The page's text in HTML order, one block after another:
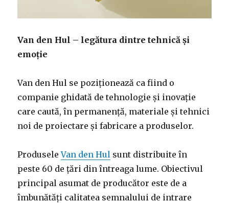
Van den Hul – legătura dintre tehnică și
emoție
Van den Hul se poziționează ca fiind o
companie ghidată de tehnologie și inovație
care caută, în permanență, materiale și tehnici
noi de proiectare și fabricare a produselor.
ProduseleVan den Hul sunt distribuite în
peste 60 de țări din întreaga lume. Obiectivul
principal asumat de producător este de a
îmbunătăți calitatea semnalului de intrare